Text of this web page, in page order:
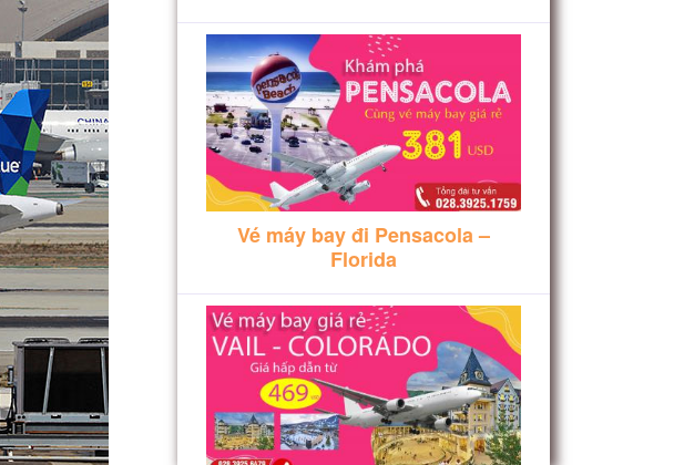
Vé máy bay đi Pensacola –
Florida